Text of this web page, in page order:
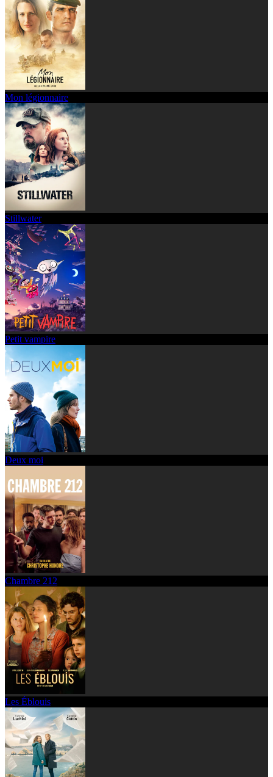
Mon légionnaire
Stillwater
Petit vampire
Deux moi
Chambre 212
Les Éblouis